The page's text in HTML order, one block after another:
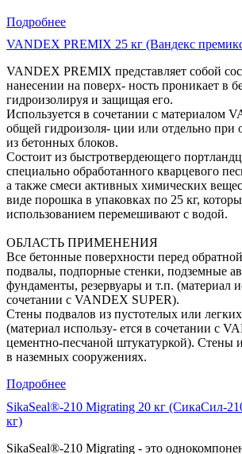
Подробнее
VANDEX PREMIX 25 кг (Вандекс
VANDEX PREMIX представляет собой
нанесении на поверх- ность проникает в
гидроизолируя и защищая его.
Используется в сочетании с материалом
общей гидроизоля- ции или отдельно при
из бетонных блоков.
Состоит из быстротвердеющего
специально обработанного кварцевого
а также смеси активных химических
виде порошка в упаковках по 25 кг,
использованием перемешивают с водой.
ОБЛАСТЬ ПРИМЕНЕНИЯ
Все бетонные поверхности перед
подвалы, подпорные стенки, подземные
фундаменты, резервуары и т.п. (материал
сочетании с VANDEX SUPER).
Стены подвалов из пустотелых или
(материал использу- ется в сочетании с
цементно-песчаной штукатуркой). Стены
в наземных сооружениях.
Подробнее
SikaSeal®-210 Migrating 20 кг (СикаСил-
кг)
SikaSeal®-210 Migrating - это